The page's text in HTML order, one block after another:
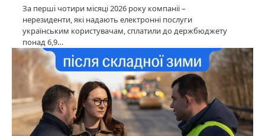
За перші чотири місяці 2026 року компанії –
нерезиденти, які надають електронні послуги
українським користувачам, сплатили до держбюджету
понад 6,9…